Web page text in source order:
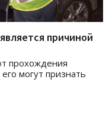
причиной
прохождения
могут признать